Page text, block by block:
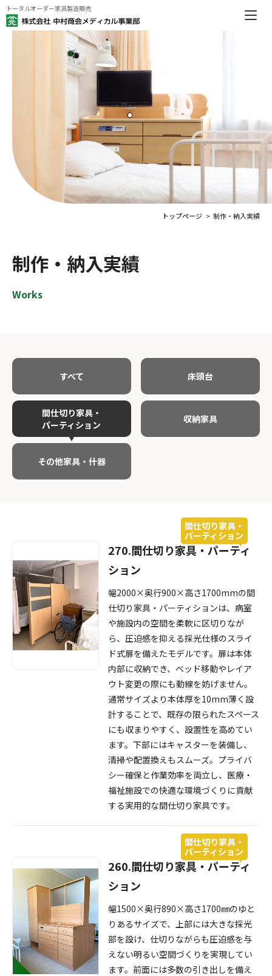
トータルオーダー家具製造販売
制作・納入実績
Works
トップページ 制作・納入実績
すべて 床頭台
間仕切り家具・
パーティション
収納家具
その他家具・ 什器
間仕切り家具・
パーティション
270.間仕切り家具・パーティ
ション
幅2000×奥行900×高さ1700mmの間
仕切り家具・パーティションは、病室
や施設内の空間を柔軟に区切りなが
ら、圧迫感を抑える採光仕様のスライ
ド式扉を備えたモデルです。扉は本体
内部に収納でき、ベッド移動やレイア
ウト変更の際にも動線を妨げません。
通常サイズより本体厚を10mm薄く設
計することで、既存の限られたスペース
にも収まりやすく、設置性を高めてい
ます。下部にはキャスターを装備し、
清掃や配置換えもスムーズ。プライバ
シー確保と作業効率を両立し、医療・
福祉施設での快適な環境づくりに貢献
する実用的な間仕切り家具です。
間仕切り家具・
パーティション
260.間仕切り家具・パーティ
ション
幅1500×奥行890×高さ1700㎜のゆと
りあるサイズで、上部には大きな採光
部を設け、仕切りながらも圧迫感を与
えない明るい空間づくりを実現してい
ます。前面には多数の引き出しを備え